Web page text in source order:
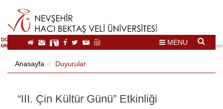
DOĞAL VE KÜLTÜREL MİRAS TURİZMİ İHTİSASLAŞMA
ÜNİVERSİTESİ
MENU
Anasayfa Duyurular
“III. Çin Kültür Günü” Etkinliği